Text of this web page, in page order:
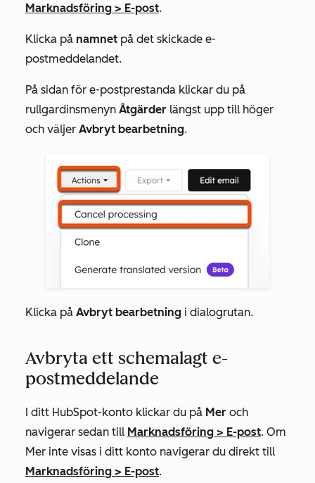
Marknadsföring > E-post.
Klicka på namnet på det skickade e-
postmeddelandet.
På sidan för e-postprestanda klickar du på
rullgardinsmenyn Åtgärder längst upp till höger
och väljer Avbryt bearbetning.
Klicka på Avbryt bearbetning i dialogrutan.
Avbryta ett schemalagt e-
postmeddelande
I ditt HubSpot-konto klickar du på Mer och
navigerar sedan till Marknadsföring > E-post. Om
Mer inte visas i ditt konto navigerar du direkt till
Marknadsföring > E-post.